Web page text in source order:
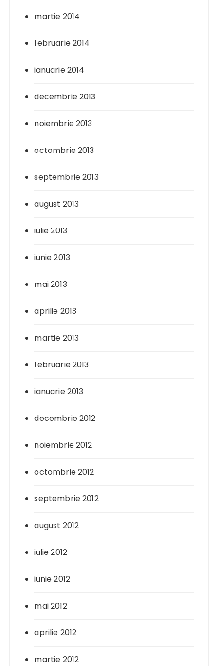
martie 2014
februarie 2014
ianuarie 2014
decembrie 2013
noiembrie 2013
octombrie 2013
septembrie 2013
august 2013
iulie 2013
iunie 2013
mai 2013
aprilie 2013
martie 2013
februarie 2013
ianuarie 2013
decembrie 2012
noiembrie 2012
octombrie 2012
septembrie 2012
august 2012
iulie 2012
iunie 2012
mai 2012
aprilie 2012
martie 2012